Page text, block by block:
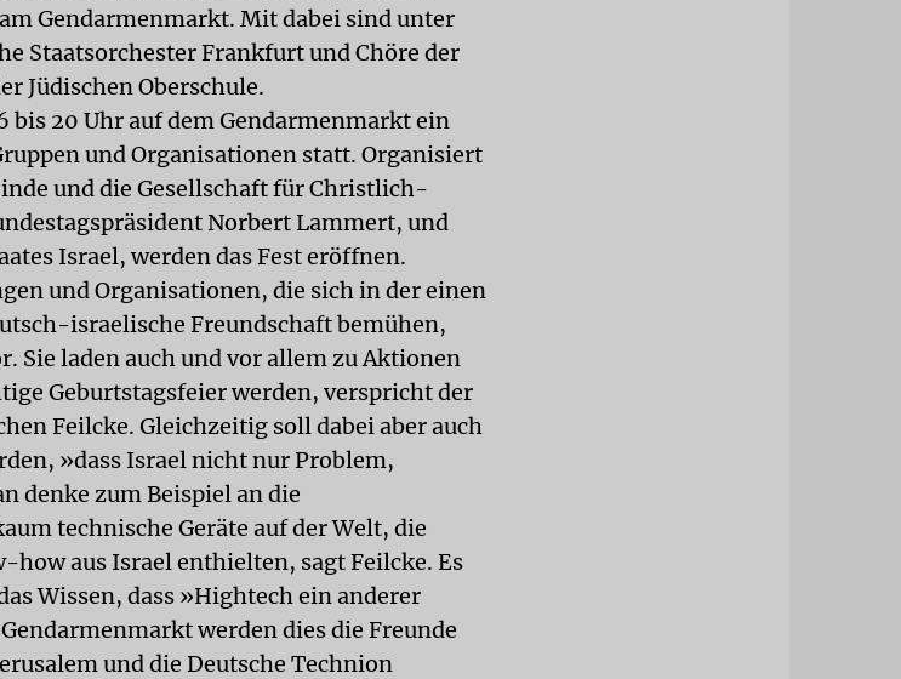
Gendarmenmarkt. Mit dabei sind unter
Staatsorchester Frankfurt und Chöre der
Jüdischen Oberschule.
bis 20 Uhr auf dem Gendarmenmarkt ein
und Organisationen statt. Organisiert
und die Gesellschaft für Christlich-
Norbert Lammert, und
Israel, werden das Fest eröffnen.
und Organisationen, die sich in der einen
israelische Freundschaft bemühen,
Sie laden auch und vor allem zu Aktionen
Geburtstagsfeier werden, verspricht der
Feilcke. Gleichzeitig soll dabei aber auch
»dass Israel nicht nur Problem,
denke zum Beispiel an die
technische Geräte auf der Welt, die
aus Israel enthielten, sagt Feilcke. Es
Wissen, dass »Hightech ein anderer
werden dies die Freunde
und die Deutsche Technion